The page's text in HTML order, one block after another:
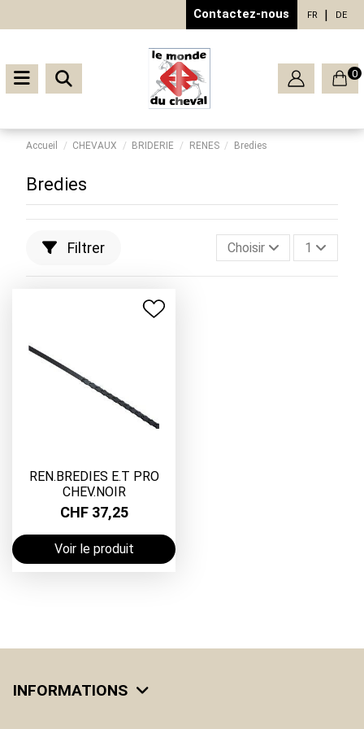
Contactez-nous FR DE
0
Accueil CHEVAUX BRIDERIE RENES Bredies
Bredies
Filtrer Choisir 1
REN.BREDIES E.T PRO
CHEV.NOIR
CHF 37,25
Voir le produit
INFORMATIONS